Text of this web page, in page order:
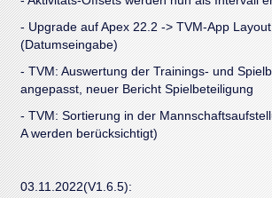
- Upgrade auf Apex 22.2 -> TVM-App
(Datumseingabe)
- TVM: Auswertung der Trainings- und
angepasst, neuer Bericht Spielbeteiligung
- TVM: Sortierung in der
A werden berücksichtigt)
03.11.2022(V1.6.5):